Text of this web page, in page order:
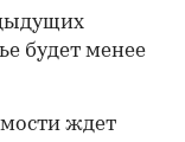
будет менее
ждет